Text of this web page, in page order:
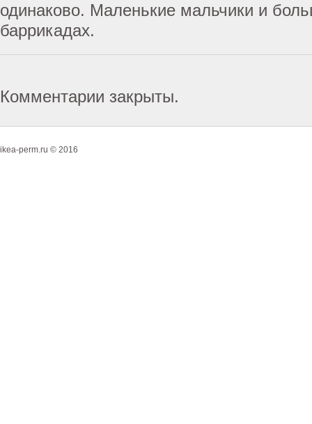
одинаково. Маленькие мальчики и
баррикадах.
Комментарии закрыты.
ikea-perm.ru © 2016